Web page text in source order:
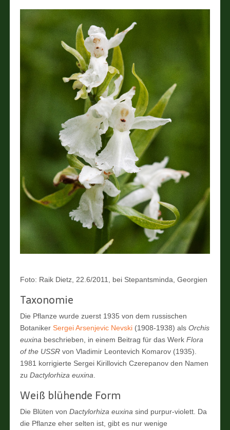
Foto: Raik Dietz, 22.6/2011, bei Stepantsminda, Georgien
Taxonomie
Die Pflanze wurde zuerst 1935 von dem russischen
BotanikerSergei Arsenjevic Nevski (1908-1938) alsOrchis
euxina beschrieben, in einem Beitrag für das WerkFlora
of the USSR von Vladimir Leontevich Komarov (1935).
1981 korrigierte Sergei Kirillovich Czerepanov den Namen
zuDactylorhiza euxina.
Weiß blühende Form
Die Blüten vonDactylorhiza euxina sind purpur-violett. Da
die Pflanze eher selten ist, gibt es nur wenige